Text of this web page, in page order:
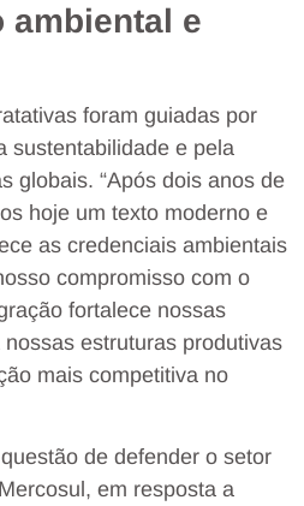
ambiental e
foram guiadas por
sustentabilidade e pela
globais. “Após dois anos de
hoje um texto moderno e
as credenciais ambientais
compromisso com o
fortalece nossas
estruturas produtivas
mais competitiva no
de defender o setor
em resposta a